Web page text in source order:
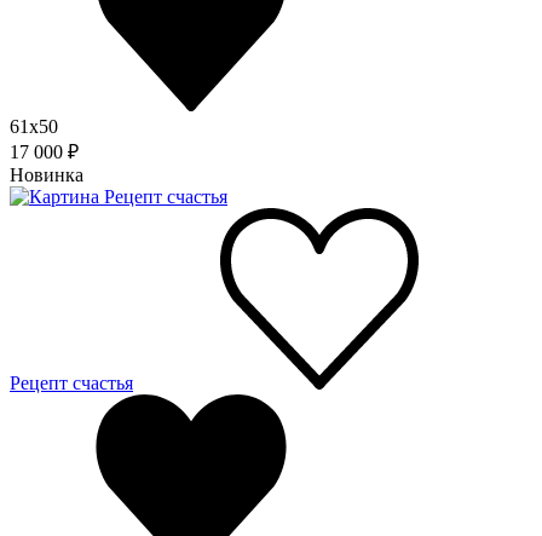
61x50
17 000 ₽
Новинка
Рецепт счастья